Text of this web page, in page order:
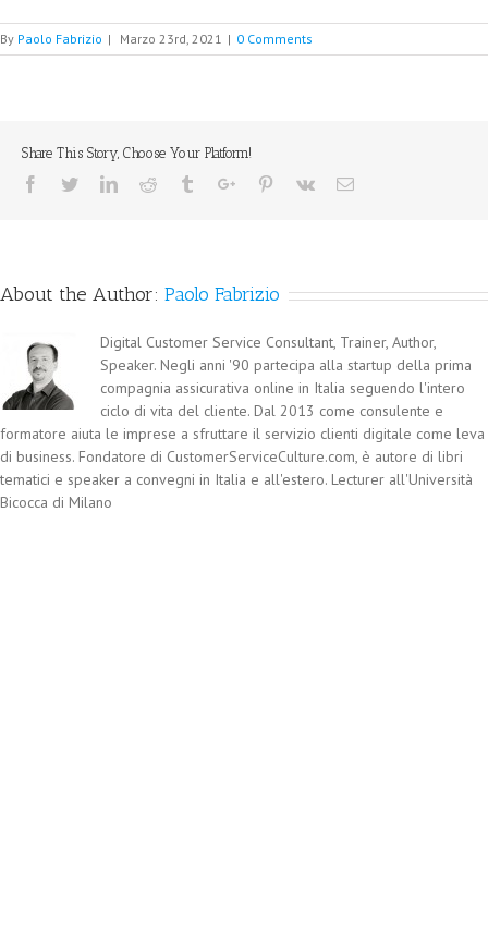
By Paolo Fabrizio | Marzo 23rd, 2021 | 0 Comments
Share This Story, Choose Your Platform!
Facebook
TwitterLinkedinReddit TumblrGoogle+Pinterest
Vk Email
About the Author: Paolo Fabrizio
Digital Customer Service Consultant, Trainer, Author,
Speaker. Negli anni '90 partecipa alla startup della prima
compagnia assicurativa online in Italia seguendo l'intero
ciclo di vita del cliente. Dal 2013 come consulente e
formatore aiuta le imprese a sfruttare il servizio clienti digitale come leva
di business. Fondatore di CustomerServiceCulture.com, è autore di libri
tematici e speaker a convegni in Italia e all'estero. Lecturer all'Università
Bicocca di Milano